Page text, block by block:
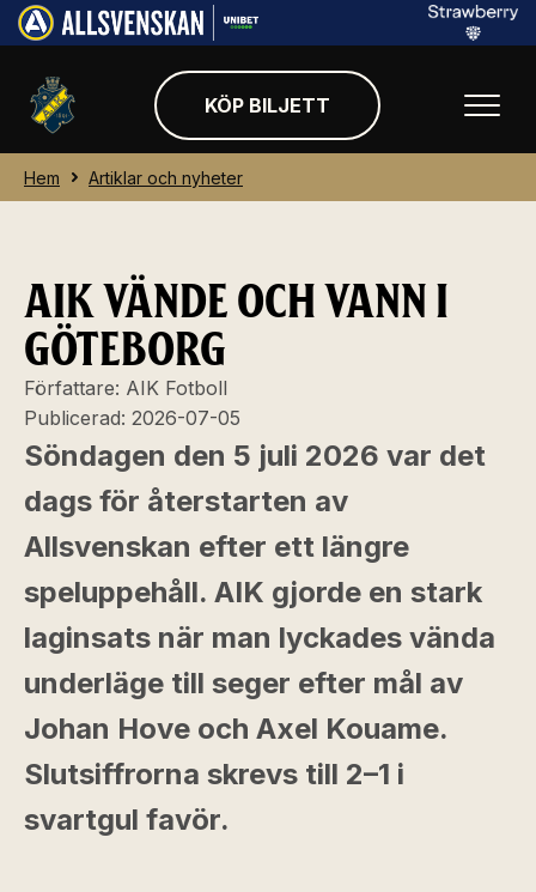
KÖP BILJETT
Hem Artiklar och nyheter
AIK VÄNDE OCH VANN I
GÖTEBORG
Författare: AIK Fotboll
Publicerad: 2026-07-05
Söndagen den 5 juli 2026 var det
dags för återstarten av
Allsvenskan efter ett längre
speluppehåll. AIK gjorde en stark
laginsats när man lyckades vända
underläge till seger efter mål av
Johan Hove och Axel Kouame.
Slutsiffrorna skrevs till 2–1 i
svartgul favör.